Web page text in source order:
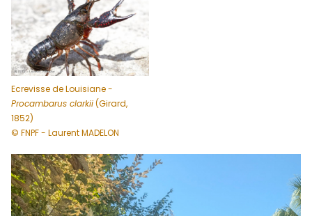
Ecrevisse de Louisiane -
Procambarus clarkii(Girard,
1852)
© FNPF - Laurent MADELON